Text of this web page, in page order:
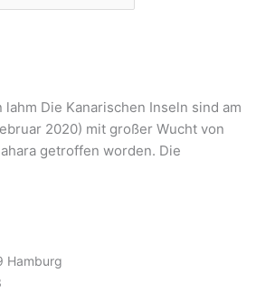
lahm Die Kanarischen Inseln sind am
2020) mit großer Wucht von
getroffen worden. Die
Hamburg